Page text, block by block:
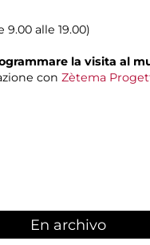
alle 19.00)
la visita al
con Zètema
En archivo